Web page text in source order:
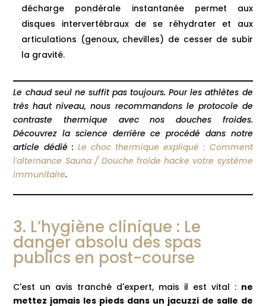
décharge pondérale instantanée permet aux
disques intervertébraux de se réhydrater et aux
articulations (genoux, chevilles) de cesser de subir
la gravité.
Le chaud seul ne suffit pas toujours. Pour les athlètes de
très haut niveau, nous recommandons le protocole de
contraste thermique avec nos douches froides.
Découvrez la science derrière ce procédé dans notre
article dédié : Le choc thermique expliqué : Comment
l'alternance Sauna / Douche froide hacke votre système
immunitaire.
3. L’hygiène clinique : Le
danger absolu des spas
publics en post-course
C'est un avis tranché d'expert, mais il est vital : ne
mettez jamais les pieds dans un jacuzzi de salle de